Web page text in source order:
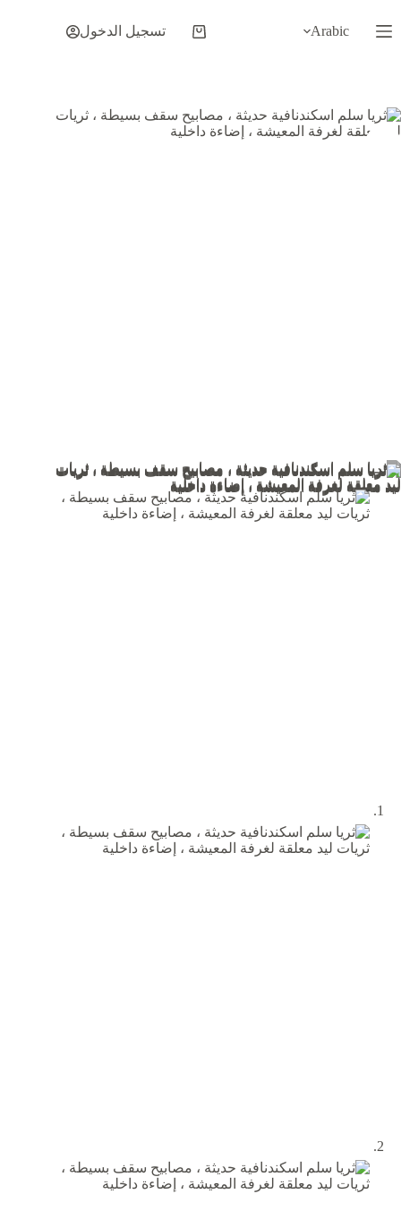
إلى
المحتوى
Arabic
عربة
تسجيل الدخول